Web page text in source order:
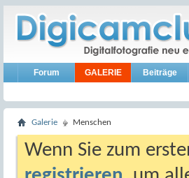
Forum GALERIE Beiträge
Galerie Menschen
Wenn Sie zum